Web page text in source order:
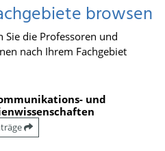
browsen
Sie die Professoren und
nach Ihrem Fachgebiet
und